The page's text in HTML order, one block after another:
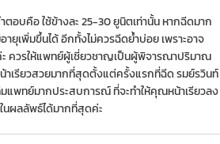
อบคือ ใช้ข้างละ 25-30 ยูนิตเท่านั้น หากฉีดมาก
ายุเพิ่มขึ้นได้ อีกทั้งไม่ควรฉีดย้ำบ่อย เพราะอาจ
ะ ควรให้แพทย์ผู้เชี่ยวชาญเป็นผู้พิจารณาปริมาณ
าเรียวสวยมากที่สุดตั้งแต่ครั้งแรกที่ฉีด รมย์รวินท์
พทย์มากประสบการณ์ ที่จะทำให้คุณหน้าเรียวลง
นผลลัพธ์ได้มากที่สุดค่ะ